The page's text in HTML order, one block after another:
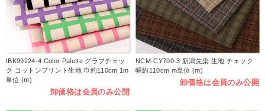
IBK99224-4 Color Palette グラフチェッ
ク コットンプリント生地 巾約110cm 1m
単位 (m)
卸価格は会員のみ公開
NCM-CY700-3 新潟先染 生地 チェック
幅約110cm m単位 (m)
卸価格は会員のみ公開